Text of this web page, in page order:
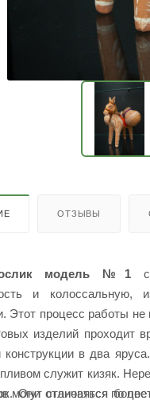
ОТЗЫВЫ
модель №1
и колоссальную,
Этот процесс работы не
изделий проходит
конструкции в два
служит кизяк.
Они становятся
могут отличаться по